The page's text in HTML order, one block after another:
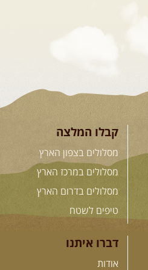
קבלו המלצה
מסלולים בצפון הארץ
מסלולים במרכז הארץ
מסלולים בדרום הארץ
טיפים לשטח
דברו איתנו
אודות